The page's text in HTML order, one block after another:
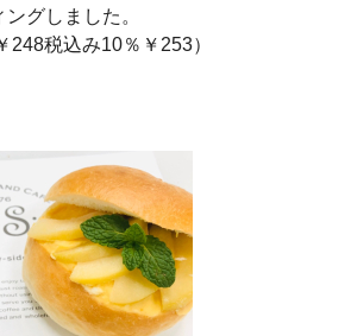
グしました。
248税込み10％￥253）